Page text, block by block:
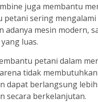
juga membantu
petani sering
adanya mesin modern,
luas.
petani dalam
tidak
dapat berlangsung
secara berkelanjutan.